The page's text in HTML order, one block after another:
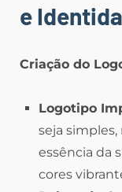
e
Criação do
Logotipo
seja
essência da
cores